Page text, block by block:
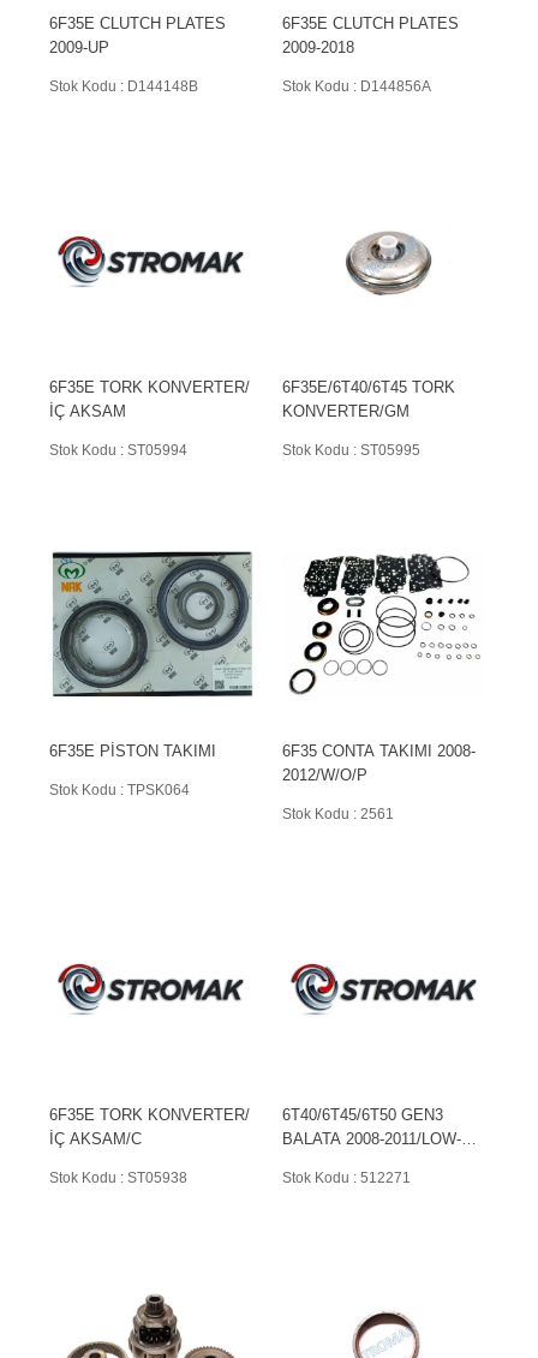
6F35E CLUTCH PLATES
2009-UP
Stok Kodu : D144148B
6F35E CLUTCH PLATES
2009-2018
Stok Kodu : D144856A
6F35E TORK KONVERTER/
İÇ AKSAM
Stok Kodu : ST05994
6F35E/6T40/6T45 TORK
KONVERTER/GM
Stok Kodu : ST05995
6F35E PİSTON TAKIMI
Stok Kodu : TPSK064
6F35 CONTA TAKIMI 2008-
2012/W/O/P
Stok Kodu : 2561
6F35E TORK KONVERTER/
İÇ AKSAM/C
Stok Kodu : ST05938
6T40/6T45/6T50 GEN3
BALATA 2008-2011/LOW-
Stok Kodu : 512271